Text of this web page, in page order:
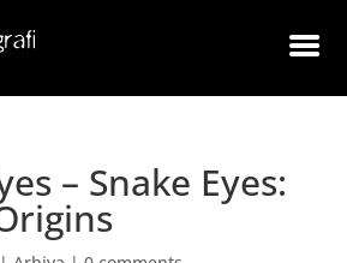
– Snake Eyes: